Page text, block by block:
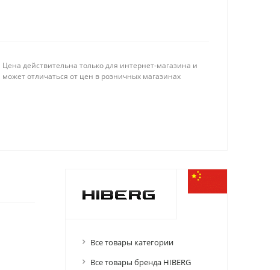
Цена действительна только для интернет-магазина и
может отличаться от цен в розничных магазинах
Все товары категории
Все товары бренда HIBERG